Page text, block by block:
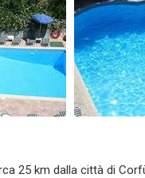
25 km dalla città di